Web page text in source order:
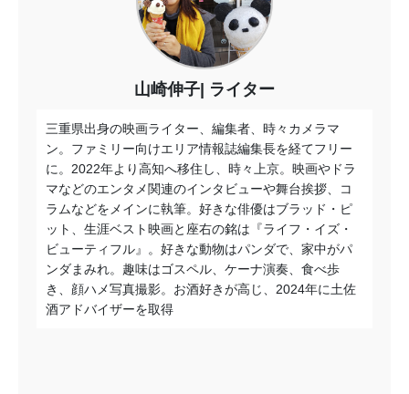
山崎伸子 ライター
三重県出身の映画ライター、編集者、時々カメラマ
ン。ファミリー向けエリア情報誌編集長を経てフリー
に。2022年より高知へ移住し、時々上京。映画やドラ
マなどのエンタメ関連のインタビューや舞台挨拶、コ
ラムなどをメインに執筆。好きな俳優はブラッド・ピ
ット、生涯ベスト映画と座右の銘は『ライフ・イズ・
ビューティフル』。好きな動物はパンダで、家中がパ
ンダまみれ。趣味はゴスペル、ケーナ演奏、食べ歩
き、顔ハメ写真撮影。お酒好きが高じ、2024年に土佐
酒アドバイザーを取得